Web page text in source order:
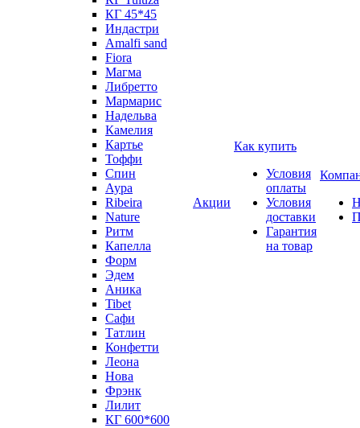
КГ 45*45
Индастри
Amalfi sand
Fiora
Магма
Либретто
Мармарис
Надельва
Камелия
Картье
Тоффи
Спин
Аура
Ribeira
Nature
Ритм
Капелла
Форм
Эдем
Аника
Tibet
Сафи
Татлин
Конфетти
Леона
Нова
Фрэнк
Лилит
КГ 600*600
Акции
Как купить
Условия
оплаты
Условия
доставки
Гарантия
на товар